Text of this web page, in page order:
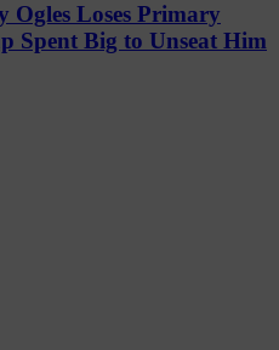
Ogles Loses Primary
Spent Big to Unseat Him